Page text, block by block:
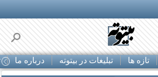
تازه ها تبلیغات در بیتوته درباره ما